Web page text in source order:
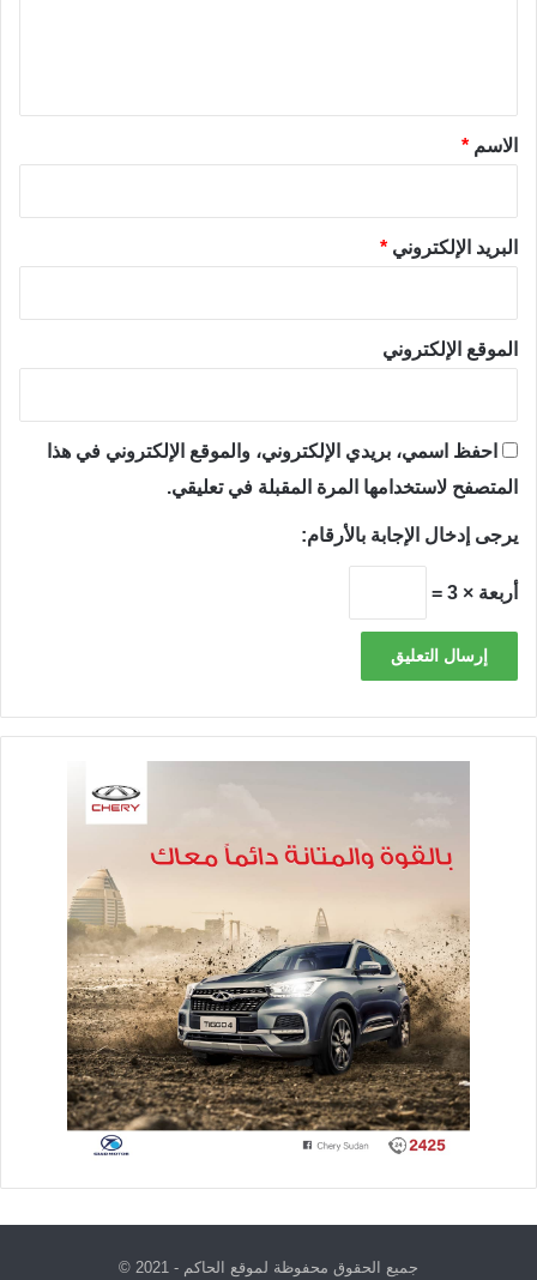
*الاسم *
البريد الإلكتروني *
الموقع الإلكتروني
احفظ اسمي، بريدي الإلكتروني، والموقع الإلكتروني في هذا
المتصفح لاستخدامها المرة المقبلة في تعليقي.
يرجى إدخال الإجابة بالأرقام:
أربعة × 3 =
جميع الحقوق محفوظة لموقع الحاكم - 2021 ©